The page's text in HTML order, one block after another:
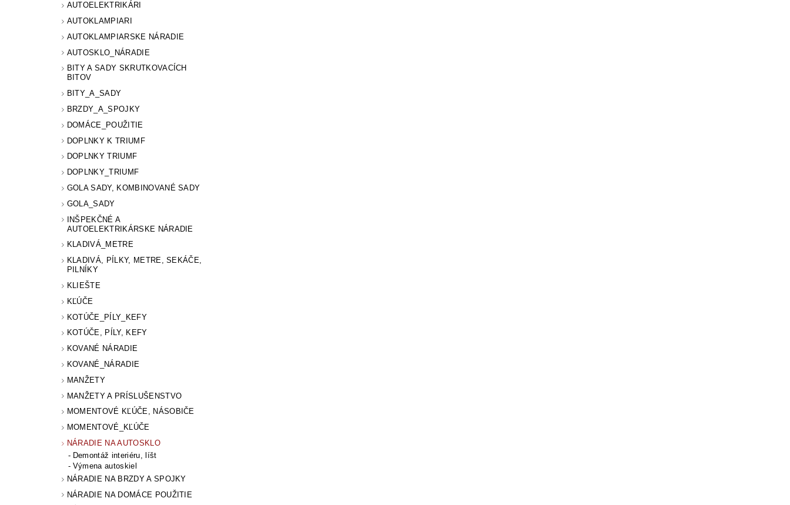
AUTOELEKTRIKÁRI
AUTOKLAMPIARI
AUTOKLAMPIARSKE NÁRADIE
AUTOSKLO_NÁRADIE
BITY A SADY SKRUTKOVACÍCH
BITOV
BITY_A_SADY
BRZDY_A_SPOJKY
DOMÁCE_POUŽITIE
DOPLNKY K TRIUMF
DOPLNKY TRIUMF
DOPLNKY_TRIUMF
GOLA SADY, KOMBINOVANÉ SADY
GOLA_SADY
INŠPEKČNÉ A
AUTOELEKTRIKÁRSKE NÁRADIE
KLADIVÁ_METRE
KLADIVÁ, PÍLKY, METRE, SEKÁČE,
PILNÍKY
KLIEŠTE
KĽÚČE
KOTÚČE_PÍLY_KEFY
KOTÚČE, PÍLY, KEFY
KOVANÉ NÁRADIE
KOVANÉ_NÁRADIE
MANŽETY
MANŽETY A PRÍSLUŠENSTVO
MOMENTOVÉ KĽÚČE, NÁSOBIČE
MOMENTOVÉ_KĽÚČE
NÁRADIE NA AUTOSKLO
Demontáž interiéru, líšt
Výmena autoskiel
NÁRADIE NA BRZDY A SPOJKY
NÁRADIE NA DOMÁCE POUŽITIE